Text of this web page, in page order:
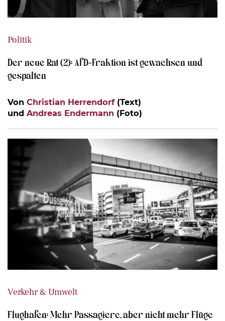
Politik
Der neue Rat (2): AfD-Fraktion ist gewachsen und
gespalten
Von Christian Herrendorf(Text)
und Andreas Endermann (Foto)
Verkehr & Umwelt
Flughafen: Mehr Passagiere, aber nicht mehr Flüge